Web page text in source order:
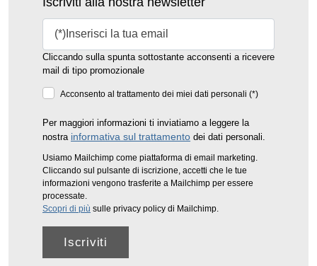
Cliccando sulla spunta sottostante acconsenti a ricevere
mail di tipo promozionale
Acconsento al trattamento dei miei dati personali (*)
Per maggiori informazioni ti inviatiamo a leggere la
nostra informativa sul trattamento dei dati personali.
Usiamo Mailchimp come piattaforma di email marketing.
Cliccando sul pulsante di iscrizione, accetti che le tue
informazioni vengono trasferite a Mailchimp per essere
processate.
Scopri di più sulle privacy policy di Mailchimp.